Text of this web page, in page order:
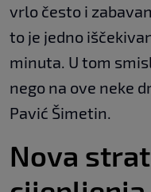
vrlo često i
to je jedno
minuta. U tom
nego na ove neke
Pavić Šimetin.
Nova